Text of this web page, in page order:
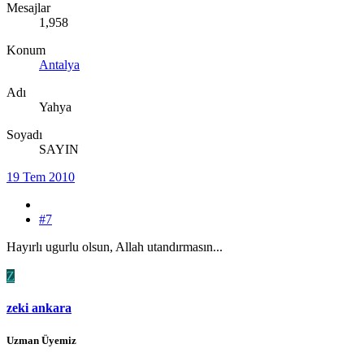
Mesajlar
1,958
Konum
Antalya
Adı
Yahya
Soyadı
SAYIN
19 Tem 2010
#7
Hayırlı ugurlu olsun, Allah utandırmasın...
Z
zeki ankara
Uzman Üyemiz